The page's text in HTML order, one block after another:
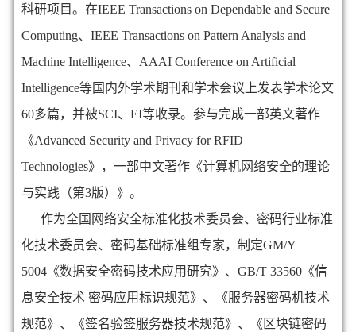
科研项目。在IEEE Transactions on Dependable and Secure
Computing、IEEE Transactions on Pattern Analysis and
Machine Intelligence、AAAI Conference on Artificial
Intelligence等国内外学术期刊和学术会议上发表学术论文
60多篇，并被SCI、EI等收录。参与完成一部英文著作
《Advanced Security and Privacy for RFID
Technologies》，一部中文著作《计算机网络安全的理论
与实践（第3版）》。
作为全国网络安全标准化技术委员会、密码行业标准
化技术委员会、密码基础标准组专家，制定GM/Y
5004《数据安全密码技术应用研究》、GB/T 33560《信
息安全技术 密码应用标识规范》、《服务器密码机技术
规范》、《签名验签服务器技术规范》、《区块链密码